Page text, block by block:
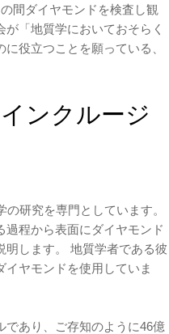
間ダイヤモンドを検査し観
「地質学においておそらく
役立つことを願っている、
ンクルージ
研究を専門としています。
程から表面にダイヤモンド
明します。 地質学者である彼
ヤモンドを使用していま
であり、ご存知のように46億